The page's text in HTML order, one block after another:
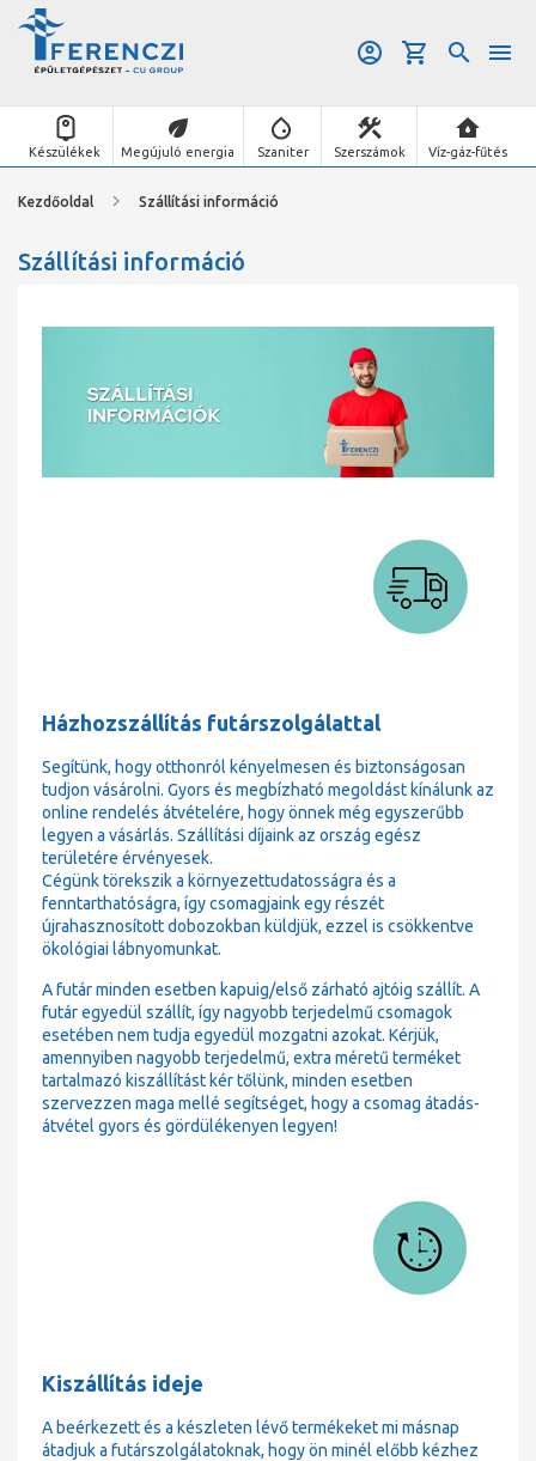
Készülékek Megújuló energia Szaniter Szerszámok Víz-gáz-fűtés
Kezdőoldal Szállítási információ
Szállítási információ
Házhozszállítás futárszolgálattal
Segítünk, hogy otthonról kényelmesen és biztonságosan
tudjon vásárolni. Gyors és megbízható megoldást kínálunk az
online rendelés átvételére, hogy önnek még egyszerűbb
legyen a vásárlás. Szállítási díjaink az ország egész
területére érvényesek.
Cégünk törekszik a környezettudatosságra és a
fenntarthatóságra, így csomagjaink egy részét
újrahasznosított dobozokban küldjük, ezzel is csökkentve
ökológiai lábnyomunkat.
A futár minden esetben kapuig/első zárható ajtóig szállít. A
futár egyedül szállít, így nagyobb terjedelmű csomagok
esetében nem tudja egyedül mozgatni azokat. Kérjük,
amennyiben nagyobb terjedelmű, extra méretű terméket
tartalmazó kiszállítást kér tőlünk, minden esetben
szervezzen maga mellé segítséget, hogy a csomag átadás-
átvétel gyors és gördülékenyen legyen!
Kiszállítás ideje
A beérkezett és a készleten lévő termékeket mi másnap
átadjuk a futárszolgálatoknak, hogy ön minél előbb kézhez